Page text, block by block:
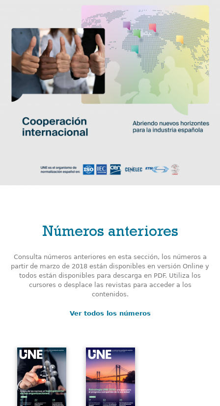
Números anteriores
Consulta números anteriores en esta sección, los números a
partir de marzo de 2018 están disponibles en versión Online y
todos están disponibles para descarga en PDF. Utiliza los
cursores o desplace las revistas para acceder a los
contenidos.
Ver todos los números